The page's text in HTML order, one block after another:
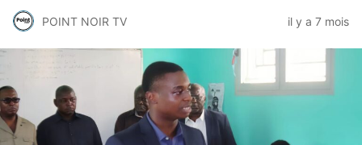
POINT NOIR TV il y a 7 mois